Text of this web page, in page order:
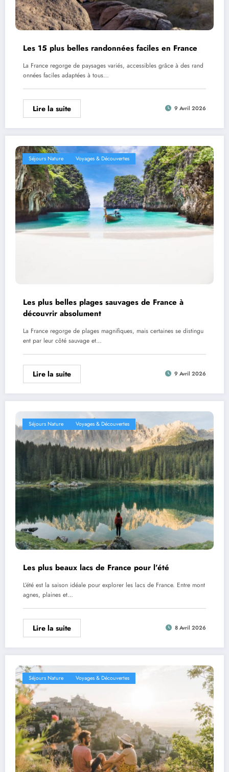
Les 15 plus belles randonnées faciles en France
La France regorge de paysages variés, accessibles grâce à des rand
onnées faciles adaptées à tous…
Lire la suite 9 Avril 2026
Séjours Nature Voyages & Découvertes
Les plus belles plages sauvages de France à
découvrir absolument
La France regorge de plages magnifiques, mais certaines se distingu
ent par leur côté sauvage et…
Lire la suite 9 Avril 2026
Séjours Nature Voyages & Découvertes
Les plus beaux lacs de France pour l’été
L’été est la saison idéale pour explorer les lacs de France. Entre mont
agnes, plaines et…
Lire la suite 8 Avril 2026
Séjours Nature Voyages & Découvertes